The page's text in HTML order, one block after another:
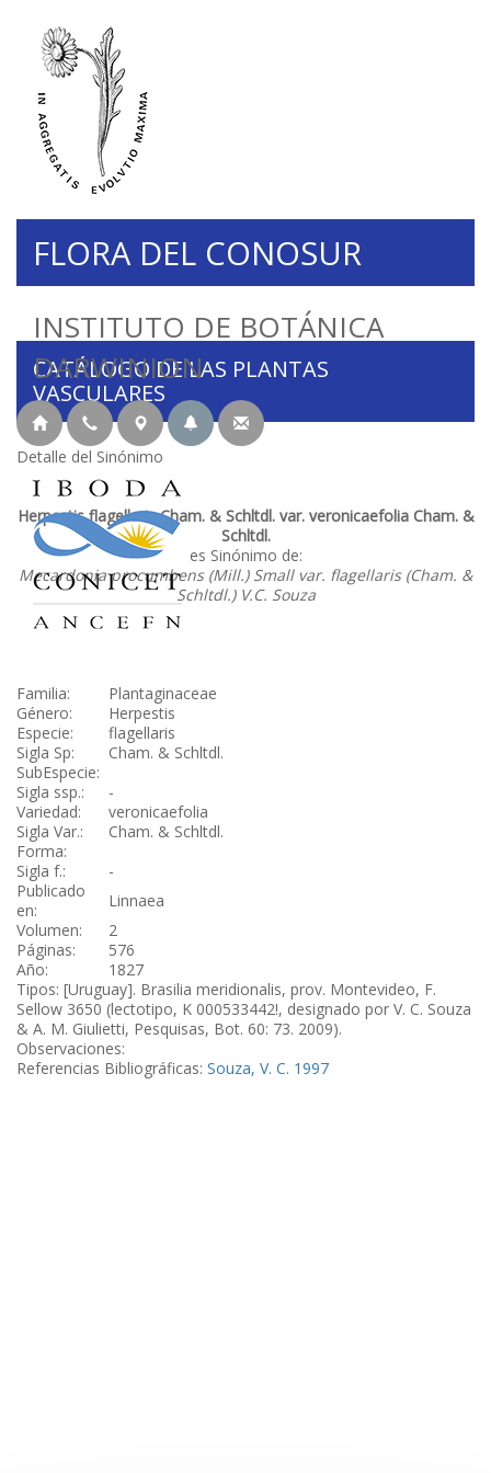
INSTITUTO DE BOTÁNICA
DARWINION
FLORA DEL CONOSUR
CATÁLOGO DE LAS PLANTAS
VASCULARES
Detalle del Sinónimo
Herpestis flagellaris Cham. & Schltdl. var. veronicaefolia Cham. &
Schltdl.
es Sinónimo de:
Mecardonia procumbens (Mill.) Small var. flagellaris (Cham. &
Schltdl.) V.C. Souza
Familia:
Plantaginaceae
Género:
Herpestis
Especie:
flagellaris
Sigla Sp:
Cham. & Schltdl.
SubEspecie:
Sigla ssp.:
-
Variedad:
veronicaefolia
Sigla Var.:
Cham. & Schltdl.
Forma:
Sigla f.:
-
Publicado
en:
Linnaea
Volumen:
2
Páginas:
576
Año:
1827
Tipos: [Uruguay]. Brasilia meridionalis, prov. Montevideo, F.
Sellow 3650 (lectotipo, K 000533442!, designado por V. C. Souza
& A. M. Giulietti, Pesquisas, Bot. 60: 73. 2009).
Observaciones:
Referencias Bibliográficas: Souza, V. C. 1997